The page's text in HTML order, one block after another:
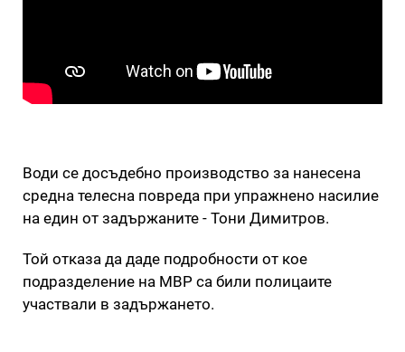
Води се досъдебно производство за нанесена
средна телесна повреда при упражнено насилие
на един от задържаните - Тони Димитров.
Той отказа да даде подробности от кое
подразделение на МВР са били полицаите
участвали в задържането.